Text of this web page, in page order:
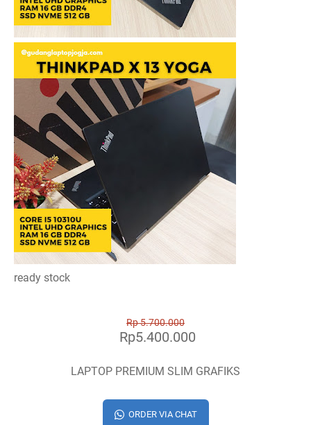
ready stock
Rp 5.700.000
Rp5.400.000
LAPTOP PREMIUM SLIM GRAFIKS
ORDER VIA CHAT